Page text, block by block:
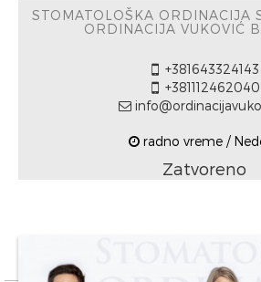
STOMATOLOŠKA ORDINACIJA
ORDINACIJA VUKOVIĆ
+381643324143
+381112462040
radno vreme /
Zatvoreno